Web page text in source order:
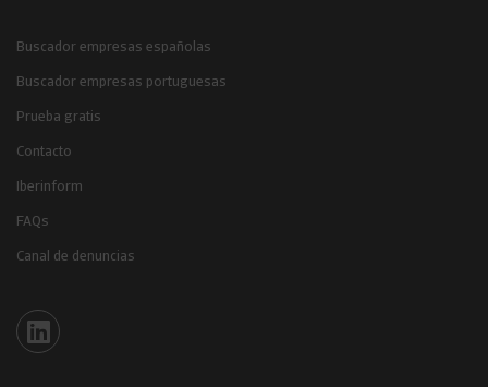
Buscador empresas españolas
Buscador empresas portuguesas
Prueba gratis
Contacto
Iberinform
FAQs
Canal de denuncias
Iberinform en Linkedin